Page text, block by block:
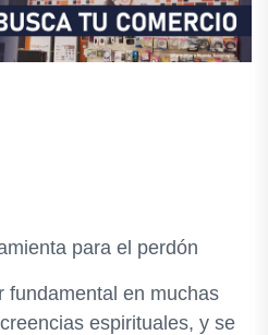
para el perdón
fundamental en muchas
espirituales, y se